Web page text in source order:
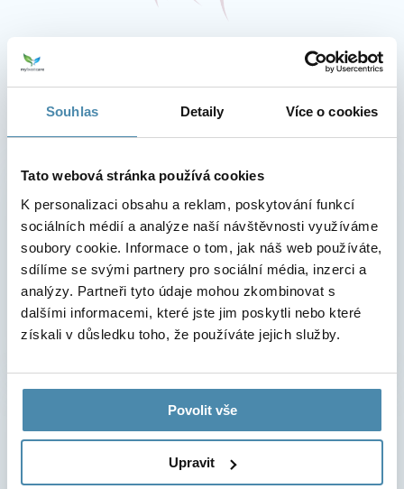
Souhlas Detaily Více o cookies
Tato webová stránka používá cookies
K personalizaci obsahu a reklam, poskytování funkcí
sociálních médií a analýze naší návštěvnosti využíváme
soubory cookie. Informace o tom, jak náš web používáte,
sdílíme se svými partnery pro sociální média, inzerci a
analýzy. Partneři tyto údaje mohou zkombinovat s
dalšími informacemi, které jste jim poskytli nebo které
získali v důsledku toho, že používáte jejich služby.
Povolit vše
Upravit
Blog
wissen möchten
Der erfahrene Spezialist Dr. Tomas Paduch hat
über 7000 erfolgreiche Tumeszenz-Liposuktionen
durchgeführt. Er beantwortet die häufigsten
Fragen zum Ablauf, zur Genesung und zur
Eignung des Eingriffs.
Weiterlesen
Brandneue Filiale in Prag 5
Bereits am 6.10.2025 eröffnen wir eine brandneue
Filiale der Klinik für ästhetische Medizin My Best
Care in Prag 5 in Stodůlky.
Weiterlesen